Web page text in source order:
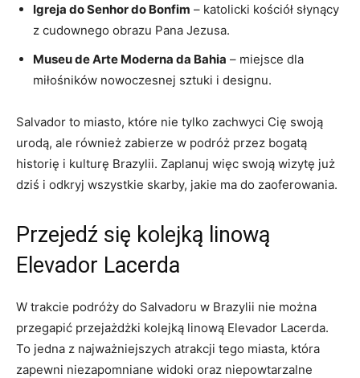
Igreja do​ Senhor⁣ do Bonfim – katolicki‍ kościół⁣ słynący
z cudownego ⁢obrazu ⁣Pana ‍Jezusa.
Museu de Arte Moderna ⁣da Bahia – miejsce dla
miłośników nowoczesnej sztuki i designu.
Salvador ⁤to miasto, ​które ‌nie tylko zachwyci Cię swoją
urodą, ale również​ zabierze w podróż przez bogatą
historię i kulturę ⁤Brazylii. Zaplanuj więc⁣ swoją wizytę już
dziś i odkryj wszystkie skarby, jakie⁢ ma ⁣do zaoferowania.
Przejedź⁢ się kolejką linową
Elevador Lacerda
W trakcie podróży do Salvadoru w Brazylii‍ nie można
przegapić⁤ przejażdżki⁤ kolejką linową Elevador Lacerda.
To jedna z najważniejszych‌ atrakcji tego miasta, która
zapewni niezapomniane widoki oraz niepowtarzalne